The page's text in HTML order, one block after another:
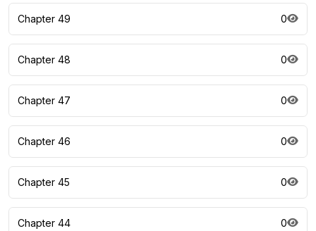
Chapter 49 0
Chapter 48 0
Chapter 47 0
Chapter 46 0
Chapter 45 0
Chapter 44 0